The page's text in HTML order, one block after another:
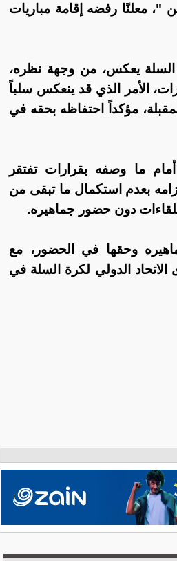
معلنًا رفضه إقامة مباريات
السلة يعكس، من وجهة نظره،
الأمر الذي قد ينعكس سلباً
مؤكداً احتفاظه بحقه في
ما وصفه بقرارات تفتقر
بعدم استكمال ما تبقى من
دون حضور جماهيره.
وحقها في الحضور، مع
الاتحاد الدولي لكرة السلة في